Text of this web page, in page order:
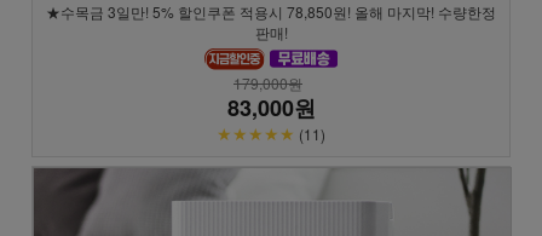
★수목금 3일만! 5% 할인쿠폰 적용시 78,850원! 올해 마지막! 수량한정
판매!
179,000원
83,000원
★★★★★ (11)